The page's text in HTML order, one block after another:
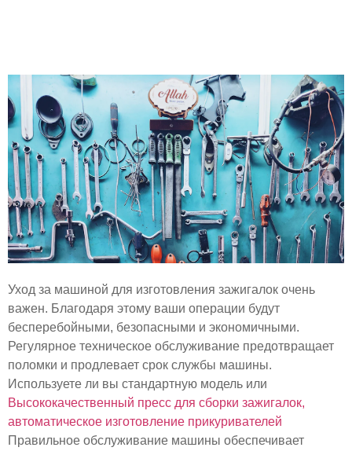
Уход за машиной для изготовления зажигалок очень
важен. Благодаря этому ваши операции будут
бесперебойными, безопасными и экономичными.
Регулярное техническое обслуживание предотвращает
поломки и продлевает срок службы машины.
Используете ли вы стандартную модель или
Высококачественный пресс для сборки зажигалок,
автоматическое изготовление прикуривателей
Правильное обслуживание машины обеспечивает